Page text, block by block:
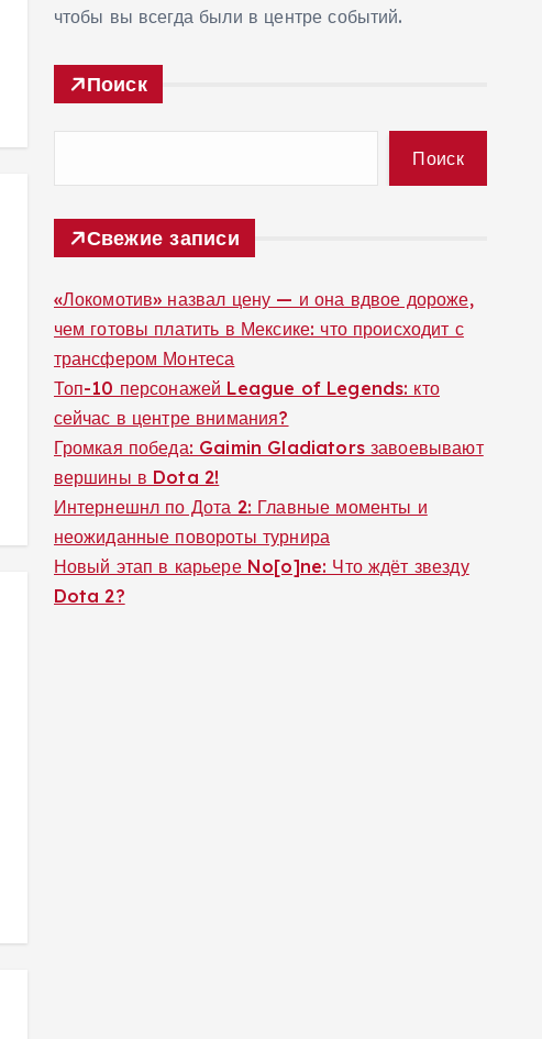
чтобы вы всегда были в центре событий.
Поиск
Поиск
Свежие записи
«Локомотив» назвал цену — и она вдвое дороже,
чем готовы платить в Мексике: что происходит с
трансфером Монтеса
Топ-10 персонажей League of Legends: кто
сейчас в центре внимания?
Громкая победа: Gaimin Gladiators завоевывают
вершины в Dota 2!
Интернешнл по Дота 2: Главные моменты и
неожиданные повороты турнира
Новый этап в карьере No[o]ne: Что ждёт звезду
Dota 2?